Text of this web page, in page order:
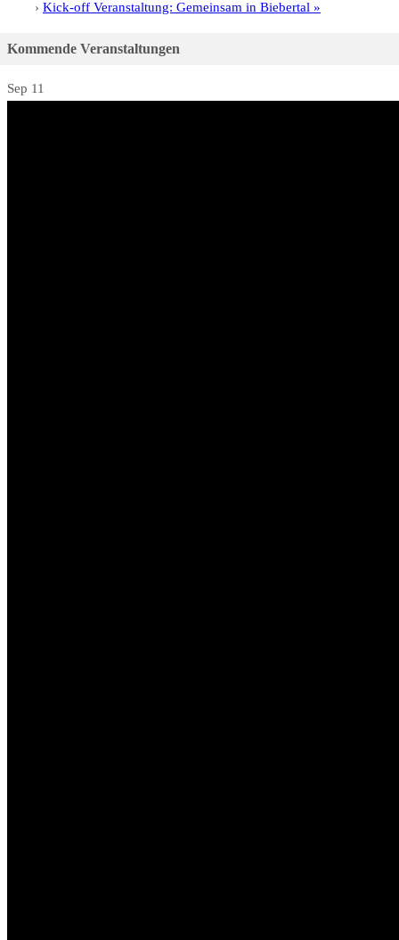
Kick-off Veranstaltung: Gemeinsam in Biebertal »
Kommende Veranstaltungen
Sep 11